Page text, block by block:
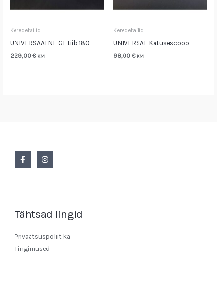
Keredetailid
UNIVERSAALNE GT tiib 180
229,00€ KM
Keredetailid
UNIVERSAL Katusescoop
98,00 € KM
Tähtsad lingid
Privaatsuspoliitika
Tingimused